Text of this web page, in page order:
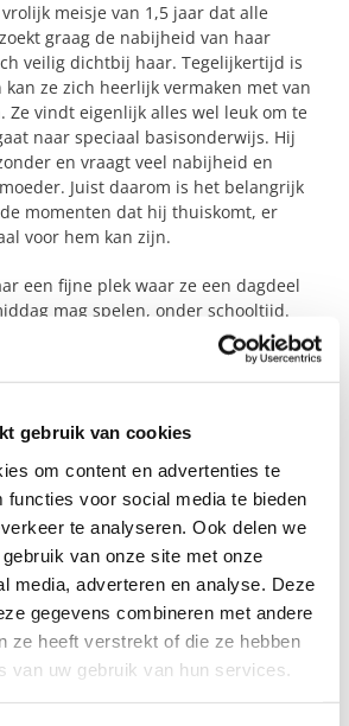
gebruik van cookies
om content en advertenties te
functies voor social media te bieden
te analyseren. Ook delen we
van onze site met onze
media, adverteren en analyse. Deze
gegevens combineren met andere
ze heeft verstrekt of die ze hebben
van uw gebruik van hun services.
meisje van 1,5 jaar dat alle
graag de nabijheid van haar
veilig dichtbij haar. Tegelijkertijd is
ze zich heerlijk vermaken met van
Ze vindt eigenlijk alles wel leuk om te
naar speciaal basisonderwijs. Hij
en vraagt veel nabijheid en
Juist daarom is het belangrijk
momenten dat hij thuiskomt, er
voor hem kan zijn.
een fijne plek waar ze een dagdeel
mag spelen, onder schooltijd.
kan opladen en daarna weer met
lief gezin in Veldhoven:
met kinderen mag, maar een
opa is ook welkom;
dagdeel in de ochtend of